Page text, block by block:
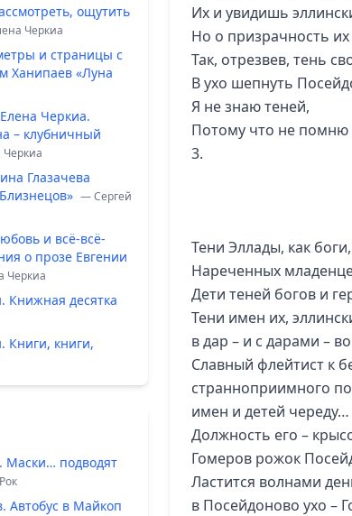
ощутить
Черкиа
и страницы с
Ханипаев «Луна
Черкиа.
– клубничный
Глазачева
— Сергей
и всё-всё-
о прозе Евгении
Черкиа
Книжная десятка
Книги, книги,
Маски… подводят
Автобус в Майкоп
Их и увидишь
Но о призрачность
Так, отрезвев, тень
В ухо шепнуть
Я не знаю теней,
Потому что не
3.
Тени Эллады, как
Нареченных
Дети теней богов и
Тени имен их,
в дар – и с дарами –
Славный флейтист к
странноприимного
имен и детей
Должность его –
Гомеров рожок
Ластится волнами
в Посейдоново ухо –